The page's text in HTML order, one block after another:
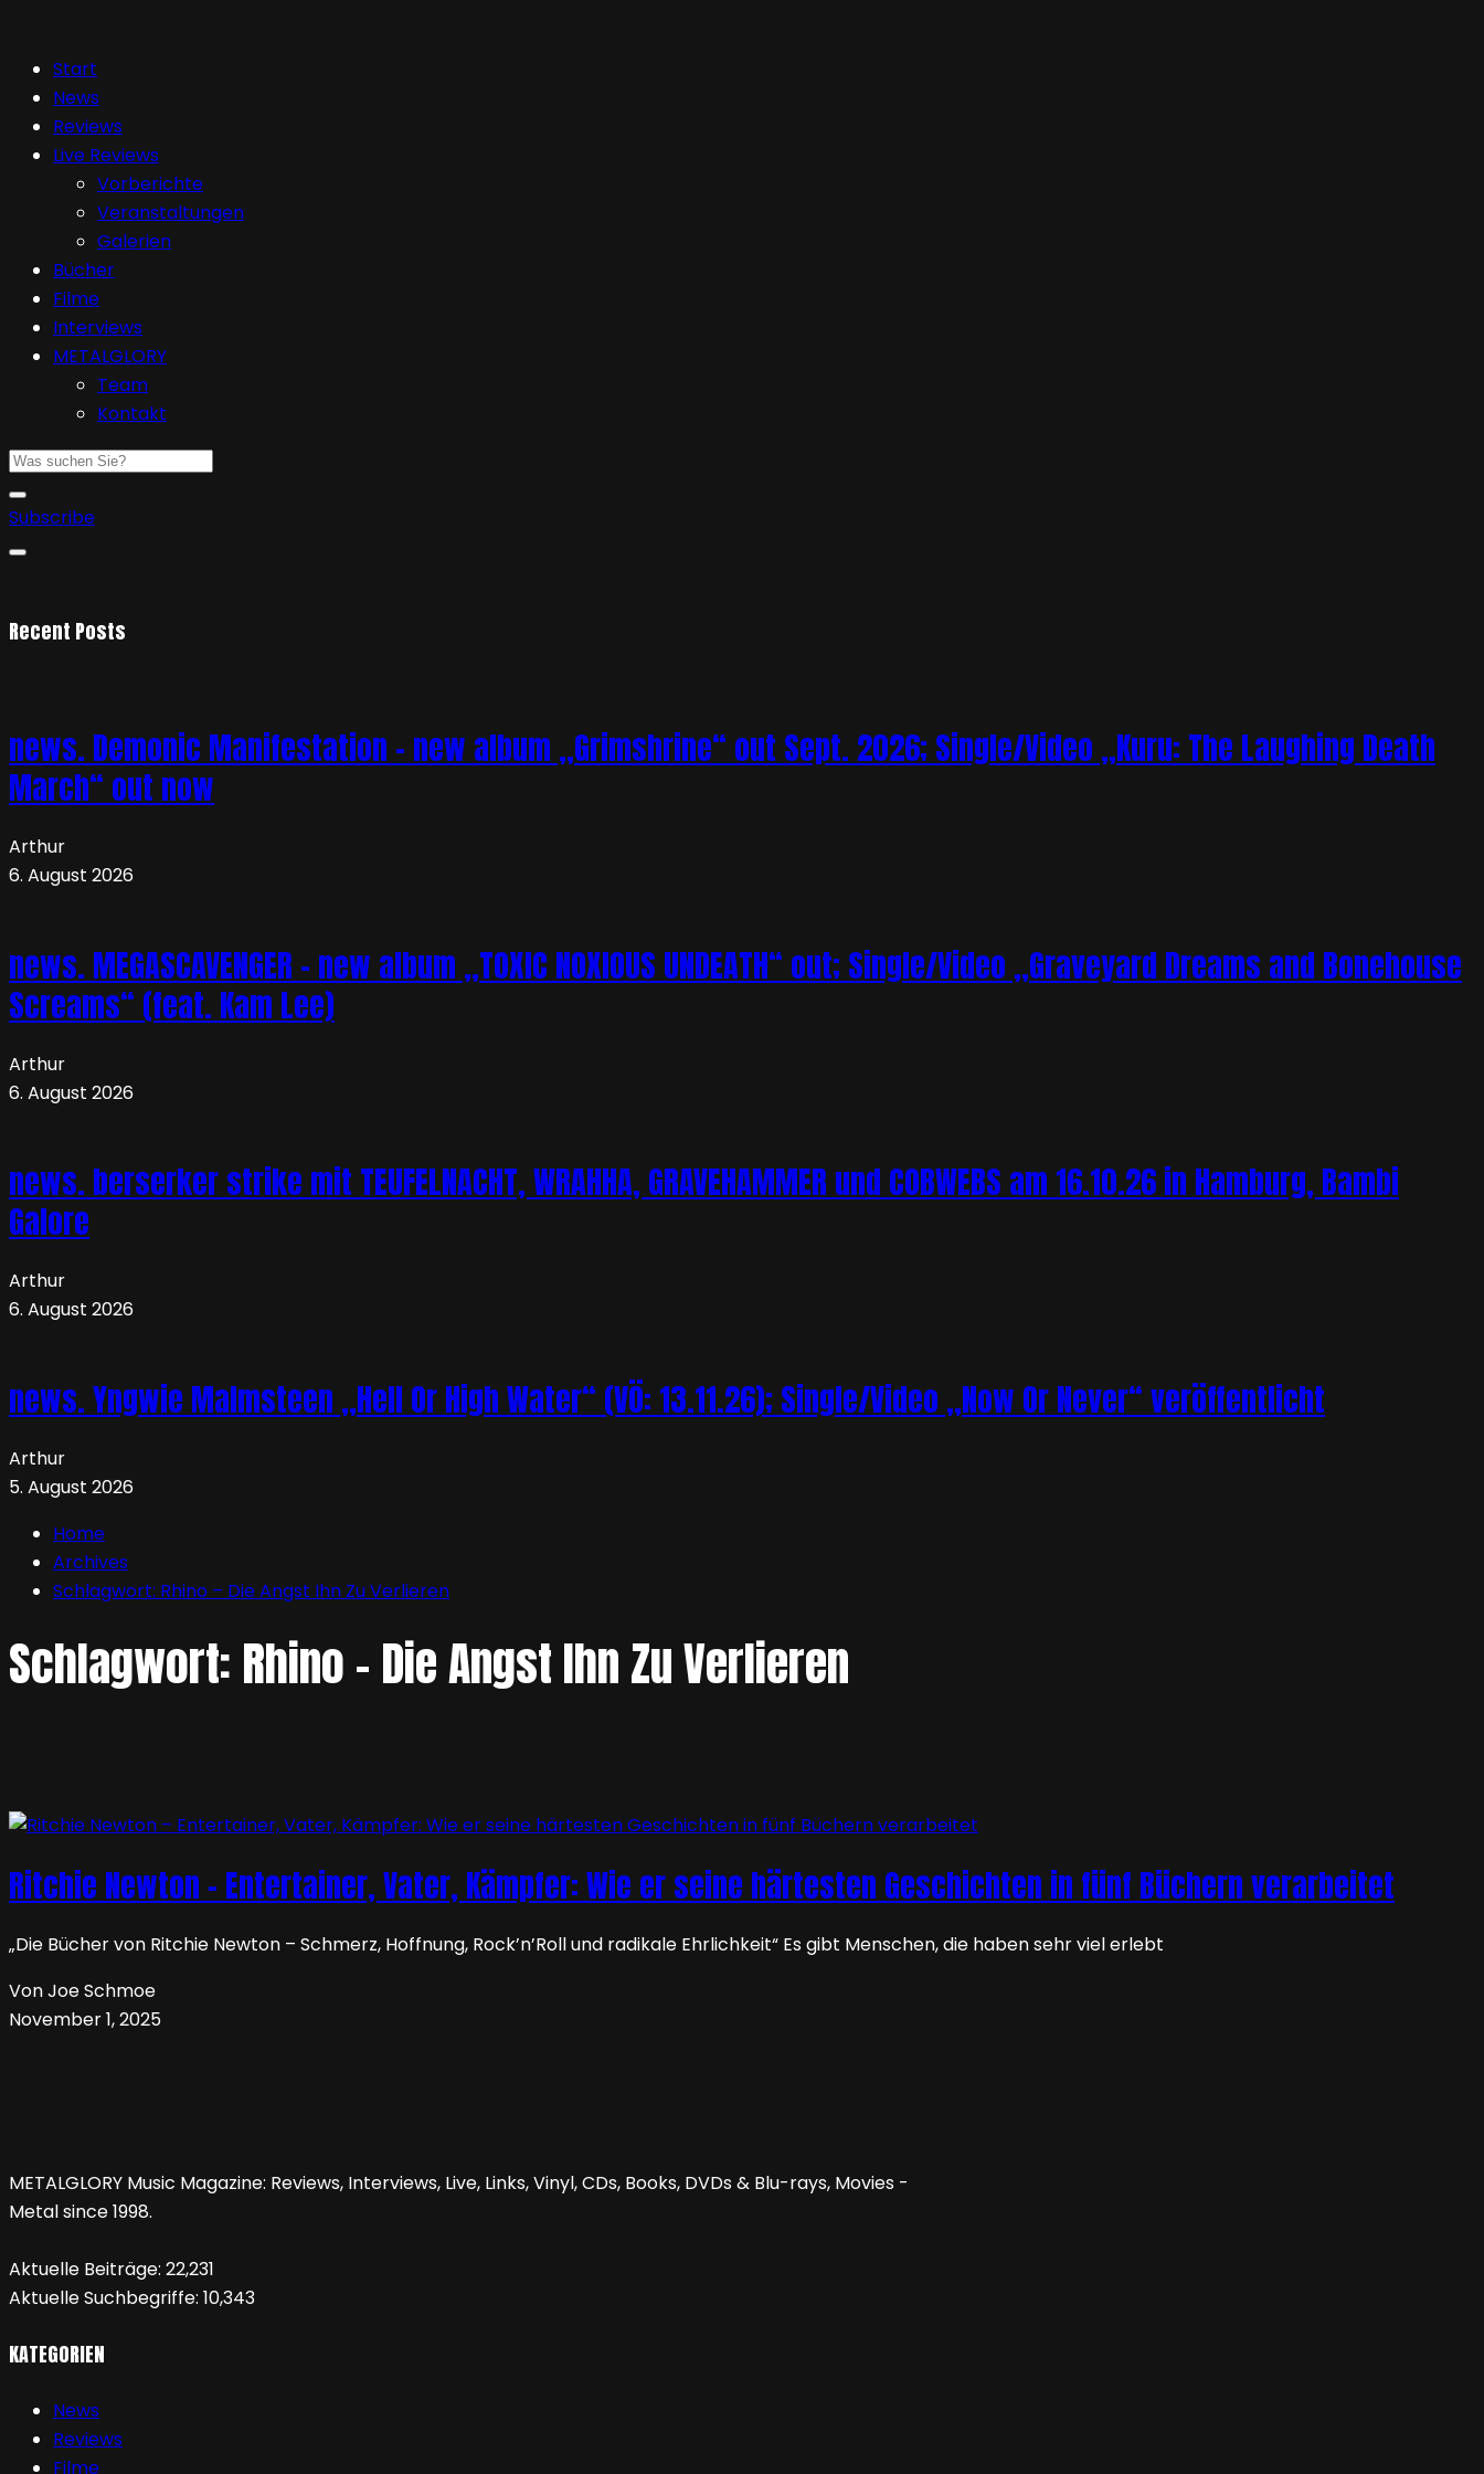
Start
News
Reviews
Live Reviews
Vorberichte
Veranstaltungen
Galerien
Bücher
Filme
Interviews
METALGLORY
Team
Kontakt
Subscribe
Recent Posts
news. Demonic Manifestation – new album „Grimshrine“ out Sept. 2026; Single/Video „Kuru: The Laughing Death
March“ out now
Arthur
6. August 2026
news. MEGASCAVENGER – new album „TOXIC NOXIOUS UNDEATH“ out; Single/Video „Graveyard Dreams and Bonehouse
Screams“ (feat. Kam Lee)
Arthur
6. August 2026
news. berserker strike mit TEUFELNACHT, WRAHHA, GRAVEHAMMER und COBWEBS am 16.10.26 in Hamburg, Bambi
Galore
Arthur
6. August 2026
news. Yngwie Malmsteen „Hell Or High Water“ (VÖ: 13.11.26); Single/Video „Now Or Never“ veröffentlicht
Arthur
5. August 2026
Home
Archives
Schlagwort: Rhino – Die Angst Ihn Zu Verlieren
Schlagwort: Rhino – Die Angst Ihn Zu Verlieren
Ritchie Newton – Entertainer, Vater, Kämpfer: Wie er seine härtesten Geschichten in fünf Büchern verarbeitet
„Die Bücher von Ritchie Newton – Schmerz, Hoffnung, Rock’n’Roll und radikale Ehrlichkeit“ Es gibt Menschen, die haben sehr viel erlebt
Von Joe Schmoe
November 1, 2025
METALGLORY Music Magazine: Reviews, Interviews, Live, Links, Vinyl, CDs, Books, DVDs & Blu-rays, Movies -
Metal since 1998.
Aktuelle Beiträge: 22,231
Aktuelle Suchbegriffe: 10,343
KATEGORIEN
News
Reviews
Filme